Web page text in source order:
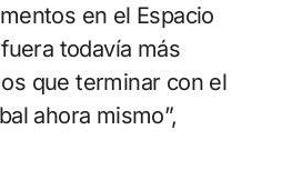
en el Espacio
todavía más
que terminar con el
ahora mismo”,